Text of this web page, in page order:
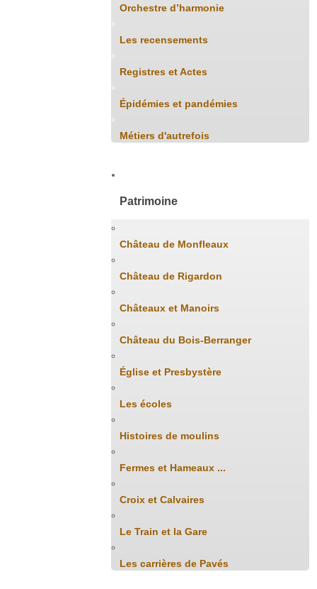
Orchestre d’harmonie
Les recensements
Registres et Actes
Épidémies et pandémies
Métiers d'autrefois
Patrimoine
Château de Monfleaux
Château de Rigardon
Châteaux et Manoirs
Château du Bois-Berranger
Église et Presbystère
Les écoles
Histoires de moulins
Fermes et Hameaux ...
Croix et Calvaires
Le Train et la Gare
Les carrières de Pavés